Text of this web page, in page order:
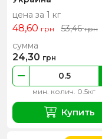
цена за 1 кг
48,60 грн 53,46грн
мин. колич. 0.5кг
сумма
24,30 грн
Купить